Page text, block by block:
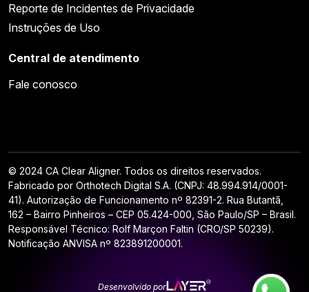
Reporte de Incidentes de Privacidade
Instruções de Uso
Central de atendimento
Fale conosco
© 2024 CA Clear Aligner. Todos os direitos reservados.
Fabricado por Orthotech Digital S.A. (CNPJ: 48.994.914/0001-
41). Autorização de Funcionamento nº 82391-2. Rua Butantã,
162 – Bairro Pinheiros – CEP 05.424-000, São Paulo/SP – Brasil.
Responsável Técnico: Rolf Marçon Faltin (CRO/SP 50239).
Notificação ANVISA nº 823891200001.
Desenvolvido por